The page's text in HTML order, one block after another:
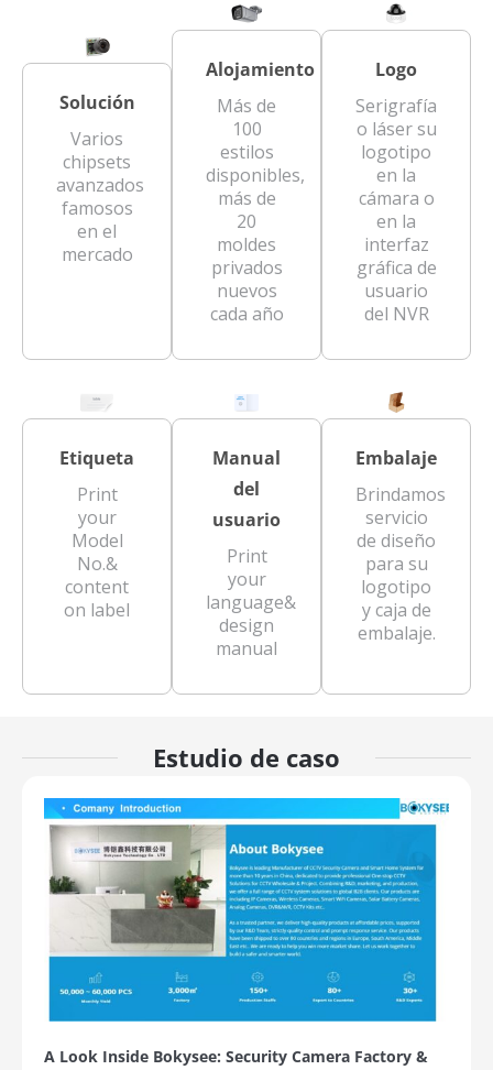
Solución
Varios
chipsets
avanzados
famosos
en el
mercado
Alojamiento
Más de
100
estilos
disponibles,
más de
20
moldes
privados
nuevos
cada año
Logo
Serigrafía
o láser su
logotipo
en la
cámara o
en la
interfaz
gráfica de
usuario
del NVR
Etiqueta
Print
your
Model
No.&
content
on label
Manual
del
usuario
Print
your
language&
design
manual
Embalaje
Brindamos
servicio
de diseño
para su
logotipo
y caja de
embalaje.
Estudio de caso
A Look Inside Bokysee: Security Camera Factory &